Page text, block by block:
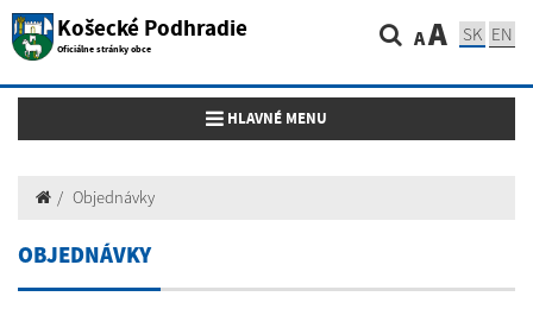
Košecké Podhradie
Oficiálne stránky obce AA SK EN
Toggle navigation
HLAVNÉ MENU
Objednávky
OBJEDNÁVKY